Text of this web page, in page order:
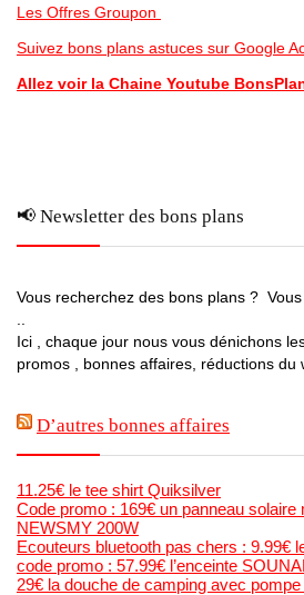
Les Offres Groupon
Suivez bons plans astuces sur Google
Allez voir la Chaine Youtube
📢 Newsletter des bons plans
Vous recherchez des bons plans ?
Ici , chaque jour nous vous dénichons
promos , bonnes affaires, réductions du
D’autres bonnes affaires
11.25€ le tee shirt Quiksilver
Code promo : 169€ un panneau solaire
NEWSMY 200W
Ecouteurs bluetooth pas chers : 9.99€
code promo : 57.99€ l’enceinte
29€ la douche de camping avec